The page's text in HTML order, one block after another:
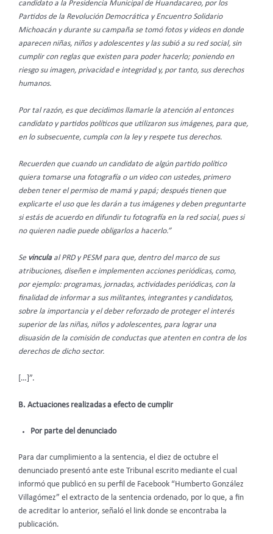
candidato a la Presidencia Municipal de Huandacareo, por los
Partidos de la Revolución Democrática y Encuentro Solidario
Michoacán y durante su campaña se tomó fotos y videos en donde
aparecen niñas, niños y adolescentes y las subió a su red social, sin
cumplir con reglas que existen para poder hacerlo; poniendo en
riesgo su imagen, privacidad e integridad y, por tanto, sus derechos
humanos.
Por tal razón, es que decidimos llamarle la atención al entonces
candidato y partidos políticos que utilizaron sus imágenes, para que,
en lo subsecuente, cumpla con la ley y respete tus derechos.
Recuerden que cuando un candidato de algún partido político
quiera tomarse una fotografía o un video con ustedes, primero
deben tener el permiso de mamá y papá; después tienen que
explicarte el uso que les darán a tus imágenes y deben preguntarte
si estás de acuerdo en difundir tu fotografía en la red social, pues si
no quieren nadie puede obligarlos a hacerlo.”
Se vinculaal PRD y PESM para que, dentro del marco de sus
atribuciones, diseñen e implementen acciones periódicas, como,
por ejemplo: programas, jornadas, actividades periódicas, con la
finalidad de informar a sus militantes, integrantes y candidatos,
sobre la importancia y el deber reforzado de proteger el interés
superior de las niñas, niños y adolescentes, para lograr una
disuasión de la comisión de conductas que atenten en contra de los
derechos de dicho sector.
[…]”.
B. Actuaciones realizadas a efecto de cumplir
Por parte del denunciado
Para dar cumplimiento a la sentencia, el diez de octubre el
denunciado presentó ante este Tribunal escrito mediante el cual
informó que publicó en su perfil de Facebook “Humberto González
Villagómez” el extracto de la sentencia ordenado, por lo que, a fin
de acreditar lo anterior, señaló el link donde se encontraba la
publicación.